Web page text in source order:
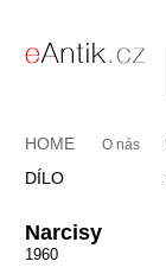
HOME O nás
DÍLO
Narcisy
1960